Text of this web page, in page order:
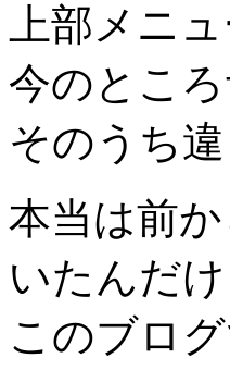
上部メニ
今のとこ
そのうち
本当は前
いたんだ
このブロ